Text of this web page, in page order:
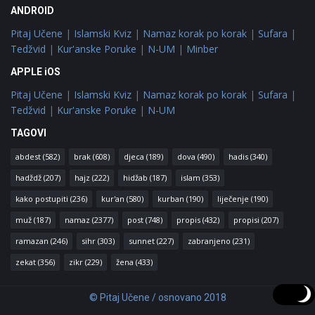
ANDROID
Pitaj Učene | Islamski Kviz | Namaz korak po korak | Sufara |
Tedžvid | Kur'anske Poruke | N-UM | Minber
APPLE iOS
Pitaj Učene | Islamski Kviz | Namaz korak po korak | Sufara |
Tedžvid | Kur'anske Poruke | N-UM
TAGOVI
abdest (582) brak (608) djeca (189) dova (490) hadis (340)
hadždž (207) hajz (222) hidžab (187) islam (353)
kako postupiti (236) kur'an (580) kurban (190) liječenje (190)
muž (187) namaz (2377) post (748) propis (432) propisi (207)
ramazan (246) sihr (303) sunnet (227) zabranjeno (231)
zekat (356) zikr (229) žena (433)
© Pitaj Učene / osnovano 2018